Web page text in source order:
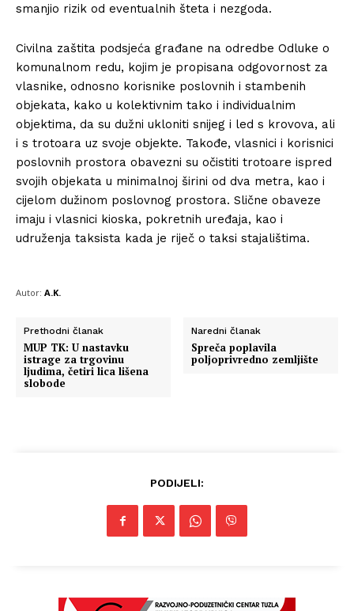
smanjio rizik od eventualnih šteta i nezgoda.
Civilna zaštita podsjeća građane na odredbe Odluke o
komunalnom redu, kojim je propisana odgovornost za
vlasnike, odnosno korisnike poslovnih i stambenih
objekata, kako u kolektivnim tako i individualnim
objektima, da su dužni ukloniti snijeg i led s krovova, ali
i s trotoara uz svoje objekte. Takođe, vlasnici i korisnici
poslovnih prostora obavezni su očistiti trotoare ispred
svojih objekata u minimalnoj širini od dva metra, kao i
cijelom dužinom poslovnog prostora. Slične obaveze
imaju i vlasnici kioska, pokretnih uređaja, kao i
udruženja taksista kada je riječ o taksi stajalištima.
Autor: A.K.
Prethodni članak
MUP TK: U nastavku
istrage za trgovinu
ljudima, četiri lica lišena
slobode
Naredni članak
Spreča poplavila
poljoprivredno zemljište
PODIJELI: